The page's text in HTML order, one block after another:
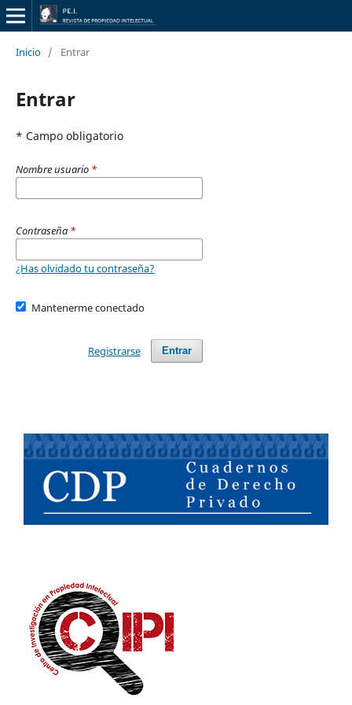
Inicio / Entrar
Entrar
* Campo obligatorio
Nombre usuario *
Contraseña *
¿Has olvidado tu contraseña?
Mantenerme conectado
Entrar
Registrarse